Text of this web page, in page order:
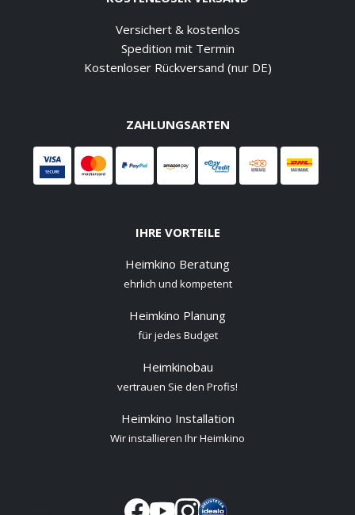
Versichert & kostenlos
Spedition mit Termin
Kostenloser Rückversand (nur DE)
ZAHLUNGSARTEN
IHRE VORTEILE
Heimkino Beratung
ehrlich und kompetent
Heimkino Planung
für jedes Budget
Heimkinobau
vertrauen Sie den Profis!
Heimkino Installation
Wir installieren Ihr Heimkino